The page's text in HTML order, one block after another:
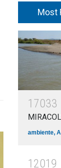
Most
17033
ambiente,
12019